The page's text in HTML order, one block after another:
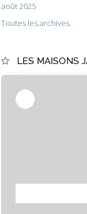
août 2025
Toutes les archives
LES MAISONS